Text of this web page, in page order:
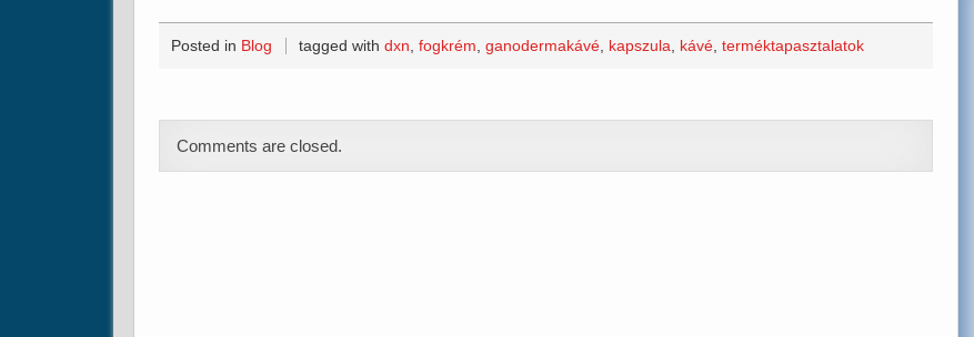
Posted in Blog tagged withdxn,fogkrém,ganodermakávé, kapszula, kávé,terméktapasztalatok
Comments are closed.